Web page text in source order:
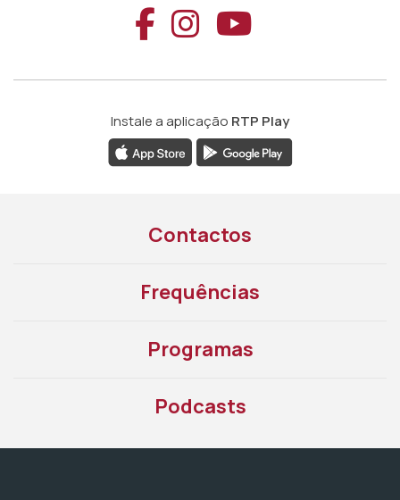
Aceder ao
Aceder ao
Aceder
Instale a aplicação RTP Play
Contactos
Frequências
Programas
Podcasts